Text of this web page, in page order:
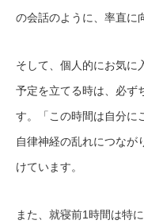
の会話のように、率直に
そして、個人的にお気に
予定を立てる時は、必ず
す。「この時間は自分に
自律神経の乱れにつなが
けています。
また、就寝前1時間は特